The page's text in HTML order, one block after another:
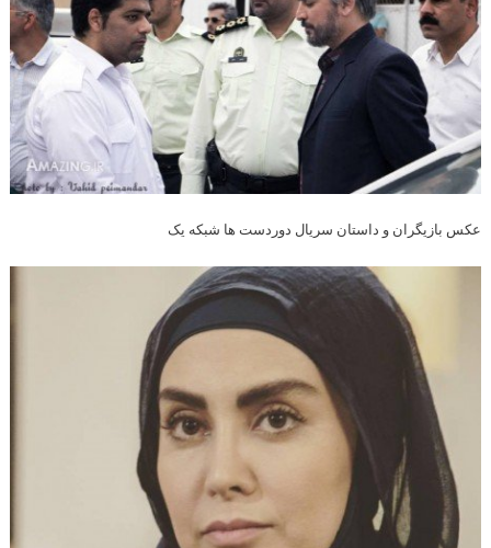
عکس بازیگران و داستان سریال دوردست ها شبکه یک